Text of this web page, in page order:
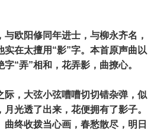
与欧阳修同年进士，与柳永齐名，
实在太擅用“影”字。本首原声曲以
“弄”相和，花弄影，曲撩心。
际，大弦小弦嘈嘈切切错杂弹，似
光透了出来，花便拥有了影子。
终收拨当心画，春愁散尽，明日